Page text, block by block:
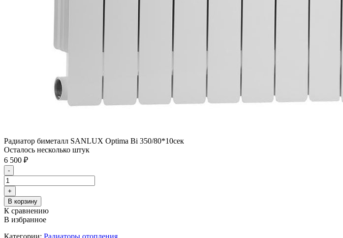
Радиатор биметалл SANLUX Optima Bi 350/80*10сек
Осталось несколько штук
6 500 ₽
-
+
В корзину
К сравнению
В избранное
Категории: Радиаторы отопления